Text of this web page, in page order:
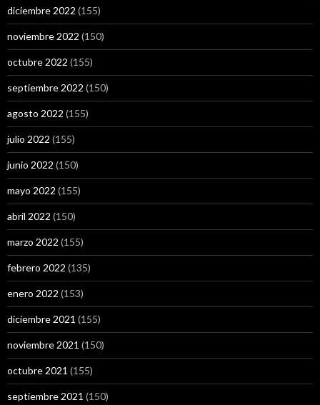
diciembre 2022 (155)
noviembre 2022 (150)
octubre 2022 (155)
septiembre 2022 (150)
agosto 2022 (155)
julio 2022 (155)
junio 2022 (150)
mayo 2022 (155)
abril 2022 (150)
marzo 2022 (155)
febrero 2022 (135)
enero 2022 (153)
diciembre 2021 (155)
noviembre 2021 (150)
octubre 2021 (155)
septiembre 2021 (150)